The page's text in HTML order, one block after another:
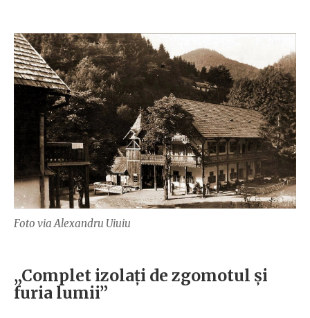
Foto via Alexandru Uiuiu
„Complet izolați de zgomotul și
furia lumii”